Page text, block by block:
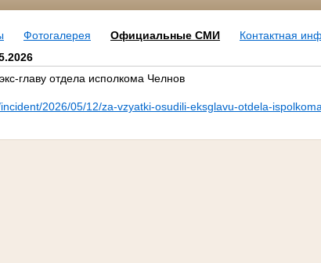
Фотогалерея Официальные СМИ
Контактная
главу отдела исполкома Челнов
2026/05/12/za-vzyatki-osudili-eksglavu-otdela-